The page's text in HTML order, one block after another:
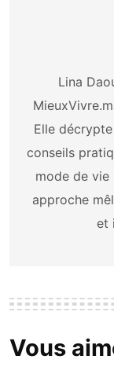
Lina
Elle
conseils
mode de vie
approche
et
Vous